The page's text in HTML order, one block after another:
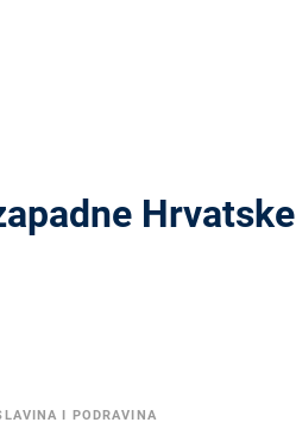
Hrvatske
I PODRAVINA